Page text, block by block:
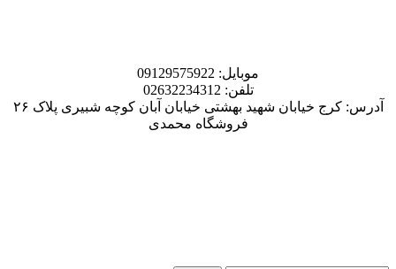
موبایل: 09129575922
تلفن: 02632234312
آدرس: کرج خیابان شهید بهشتی خیابان آبان کوچه شبیری پلاک ۲۶
فروشگاه محمدی